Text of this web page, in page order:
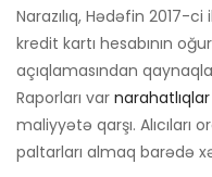
Narazılıq, Hədəfin 2017-
kredit kartı hesabının
açıqlamasından
Raporları var narahatlıqlar
maliyyətə qarşı.
paltarları almaq barədə